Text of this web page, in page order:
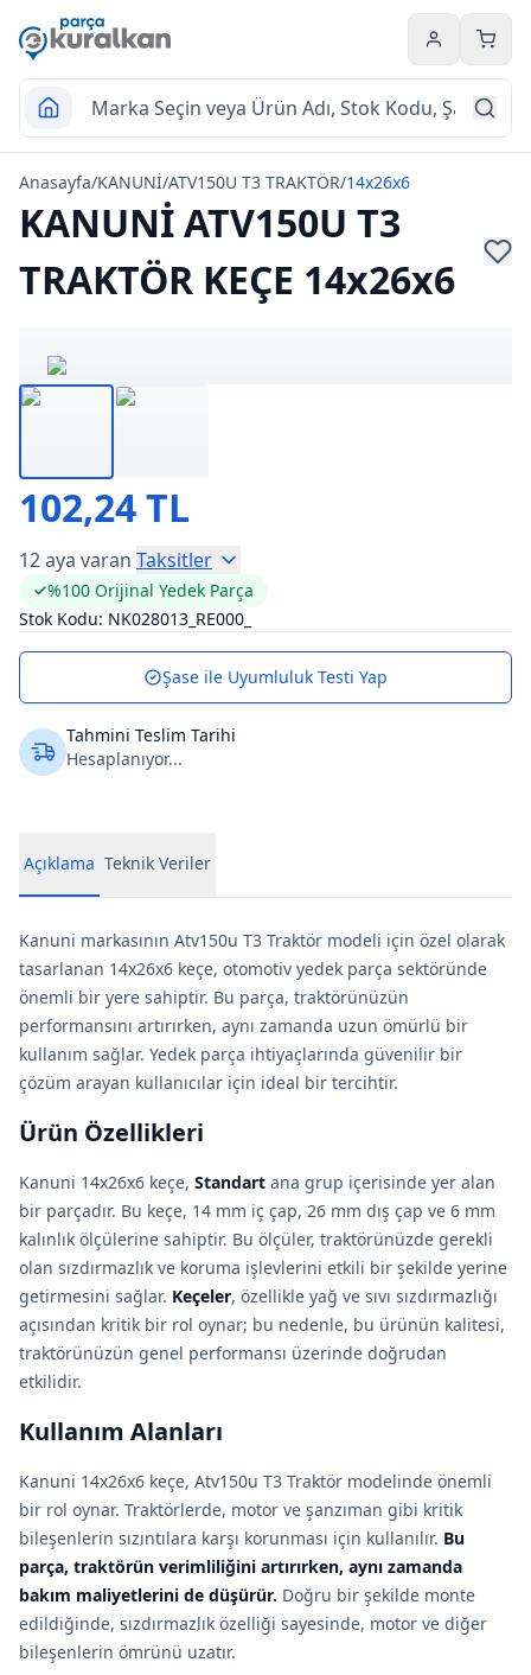
Hesabım
Anasayfa/KANUNİ/ATV150U T3 TRAKTÖR/14x26x6
KANUNİ ATV150U T3
TRAKTÖR KEÇE 14x26x6
102,24 TL
12 aya varan Taksitler
%100 Orijinal Yedek Parça
Stok Kodu: NK028013_RE000_
Şase ile Uyumluluk Testi Yap
Tahmini Teslim Tarihi
Hesaplanıyor...
Açıklama Teknik Veriler
Kanuni markasının Atv150u T3 Traktör modeli için özel olarak
tasarlanan 14x26x6 keçe, otomotiv yedek parça sektöründe
önemli bir yere sahiptir. Bu parça, traktörünüzün
performansını artırırken, aynı zamanda uzun ömürlü bir
kullanım sağlar. Yedek parça ihtiyaçlarında güvenilir bir
çözüm arayan kullanıcılar için ideal bir tercihtir.
Ürün Özellikleri
Kanuni 14x26x6 keçe, Standart ana grup içerisinde yer alan
bir parçadır. Bu keçe, 14 mm iç çap, 26 mm dış çap ve 6 mm
kalınlık ölçülerine sahiptir. Bu ölçüler, traktörünüzde gerekli
olan sızdırmazlık ve koruma işlevlerini etkili bir şekilde yerine
getirmesini sağlar. Keçeler, özellikle yağ ve sıvı sızdırmazlığı
açısından kritik bir rol oynar; bu nedenle, bu ürünün kalitesi,
traktörünüzün genel performansı üzerinde doğrudan
etkilidir.
Kullanım Alanları
Kanuni 14x26x6 keçe, Atv150u T3 Traktör modelinde önemli
bir rol oynar. Traktörlerde, motor ve şanzıman gibi kritik
bileşenlerin sızıntılara karşı korunması için kullanılır. Bu
parça, traktörün verimliliğini artırırken, aynı zamanda
bakım maliyetlerini de düşürür. Doğru bir şekilde monte
edildiğinde, sızdırmazlık özelliği sayesinde, motor ve diğer
bileşenlerin ömrünü uzatır.